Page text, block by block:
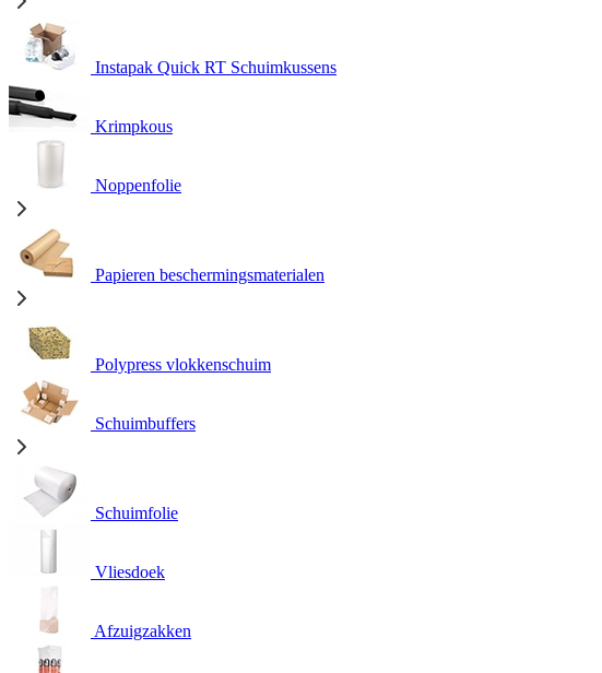
Instapak Quick RT Schuimkussens
Krimpkous
Noppenfolie
Papieren beschermingsmaterialen
Polypress vlokkenschuim
Schuimbuffers
Schuimfolie
Vliesdoek
Afzuigzakken